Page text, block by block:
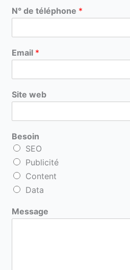
N° de téléphone *
Email *
Site web
Besoin
SEO
Publicité
Content
Data
Message